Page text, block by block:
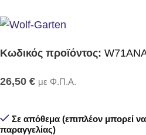
Κωδικός προϊόντος:
26,50 € με Φ.Π.Α.
Σε απόθεμα (επιπλέον μπορεί να
παραγγελίας)